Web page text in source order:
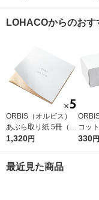
LOHACOからのお
ORBIS（オルビス）
あぶら取り紙 5冊（30
枚×5冊）
1,320円
コッ
綿100
330円
最近見た商品